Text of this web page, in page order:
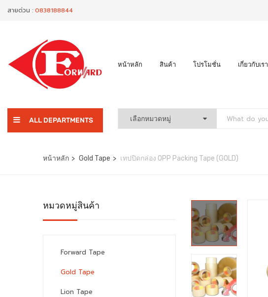
สายด่วน : 0838188844
หน้าหลัก สินค้า โปรโมชั่น เกี่ยวกับเรา
ALL DEPARTMENTS
หน้าหลัก Gold Tape เทปปิดกล่อง OPP Packing Tape (GOLD)
หมวดหมู่สินค้า
Forward Tape
Gold Tape
Lion Tape